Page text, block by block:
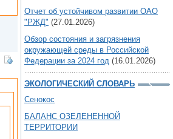
Отчет об устойчивом развитии ОАО
"РЖД" (27.01.2026)
Обзор состояния и загрязнения
окружающей среды в Российской
Федерации за 2024 год (16.01.2026)
ЭКОЛОГИЧЕСКИЙ СЛОВАРЬ
Сенокос
БАЛАНС ОЗЕЛЕНЕННОЙ
ТЕРРИТОРИИ